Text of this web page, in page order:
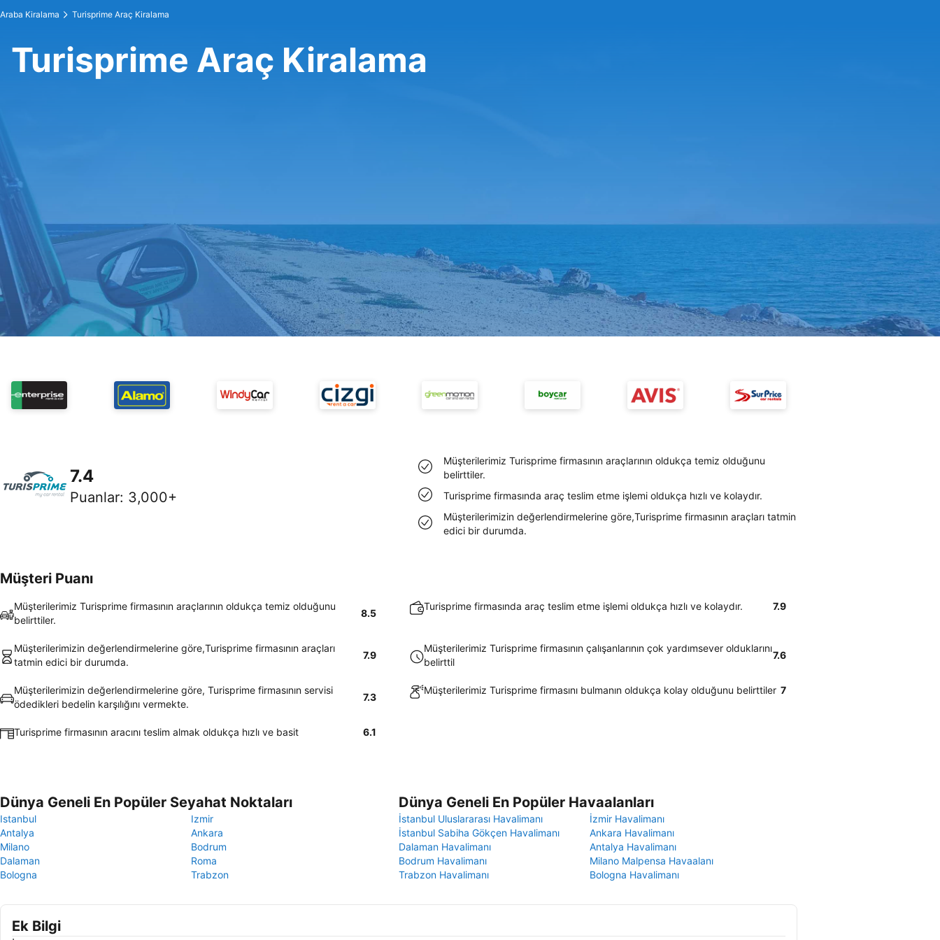
Araba Kiralama Turisprime Araç Kiralama
Turisprime Araç Kiralama
7.4
Puanlar: 3,000+
Müşterilerimiz Turisprime firmasının araçlarının oldukça temiz olduğunu
belirttiler.
Turisprime firmasında araç teslim etme işlemi oldukça hızlı ve kolaydır.
Müşterilerimizin değerlendirmelerine göre,Turisprime firmasının araçları tatmin
edici bir durumda.
Müşteri Puanı
Müşterilerimiz Turisprime firmasının araçlarının oldukça temiz olduğunu
belirttiler.
8.5
Turisprime firmasında araç teslim etme işlemi oldukça hızlı ve kolaydır. 7.9
Müşterilerimizin değerlendirmelerine göre,Turisprime firmasının araçları
tatmin edici bir durumda.
7.9
Müşterilerimiz Turisprime firmasının çalışanlarının çok yardımsever olduklarını
belirttil
7.6
Müşterilerimizin değerlendirmelerine göre, Turisprime firmasının servisi
ödedikleri bedelin karşılığını vermekte.
7.3
Müşterilerimiz Turisprime firmasını bulmanın oldukça kolay olduğunu belirttiler 7
Turisprime firmasının aracını teslim almak oldukça hızlı ve basit 6.1
Dünya Geneli En Popüler Seyahat Noktaları
Istanbul
Izmir
Antalya
Ankara
Milano
Bodrum
Dalaman
Roma
Bologna
Trabzon
Dünya Geneli En Popüler Havaalanları
İstanbul Uluslararası Havalimanı
İzmir Havalimanı
İstanbul Sabiha Gökçen Havalimanı
Ankara Havalimanı
Dalaman Havalimanı
Antalya Havalimanı
Bodrum Havalimanı
Milano Malpensa Havaalanı
Trabzon Havalimanı
Bologna Havalimanı
Ek Bilgi